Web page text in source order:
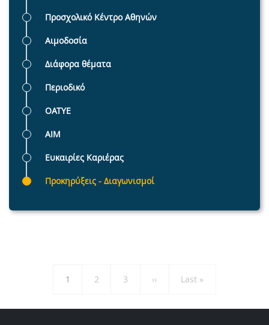
Προσχολικό Κέντρο Αθηνών
Αιμοδοσία
Διάφορα θέματα
Περιοδικό
ΟΑΤΥΕ
AIM
Ευκαιρίες Καριέρας
Προκηρύξεις - Διαγωνισμοί
Τρέχουσα
1 Page
2 Page
3
Next
››
Last
Last »